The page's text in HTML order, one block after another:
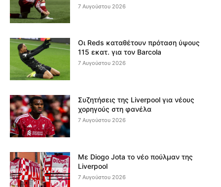
7 Αυγούστου 2026
Οι Reds καταθέτουν πρόταση ύψους
115 εκατ. για τον Barcola
7 Αυγούστου 2026
Συζητήσεις της Liverpool για νέους
χορηγούς στη φανέλα
7 Αυγούστου 2026
Με Diogo Jota το νέο πούλμαν της
Liverpool
7 Αυγούστου 2026